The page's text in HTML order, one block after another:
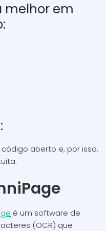
melhor em
aberto e, por isso,
é um software de
(OCR) que